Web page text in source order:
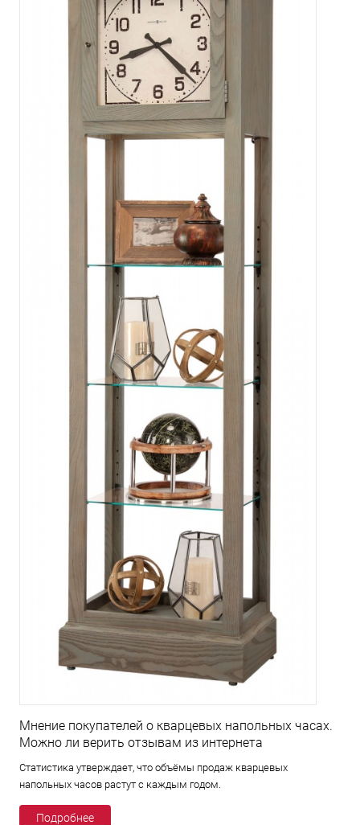
Мнение покупателей о кварцевых напольных часах.
Можно ли верить отзывам из интернета
Статистика утверждает, что объёмы продаж кварцевых
напольных часов растут с каждым годом.
Подробнее